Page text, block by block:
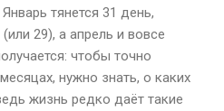
тянется 31 день,
29), а апрель и вовсе
чтобы точно
нужно знать, о каких
жизнь редко даёт такие